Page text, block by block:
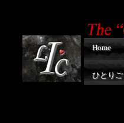
Home
ひとり